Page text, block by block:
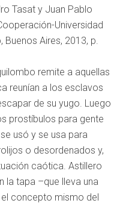
Tasat y Juan Pablo
Universidad
Aires, 2013, p.
remite a aquellas
reunían a los esclavos
de su yugo. Luego
prostíbulos para gente
usó y se usa para
o desordenados y,
caótica. Astillero
la tapa –que lleva una
concepto mismo del